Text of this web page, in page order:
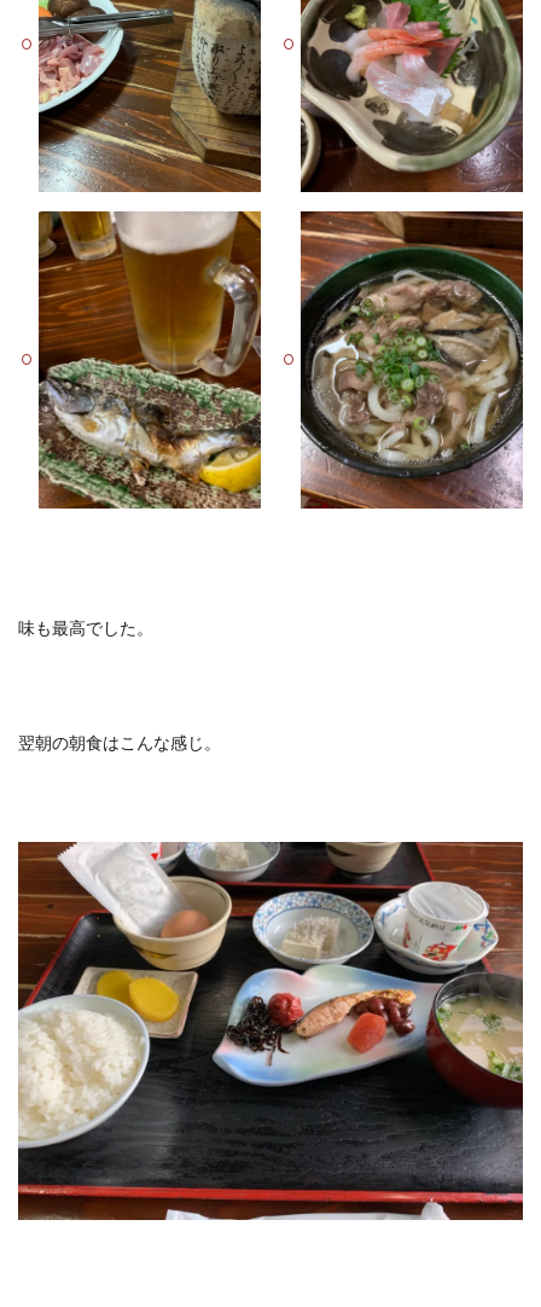
味も最高でした。
翌朝の朝食はこんな感じ。